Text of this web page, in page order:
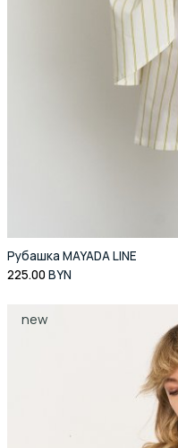
Рубашка MAYADA LINE
225.00 BYN
new